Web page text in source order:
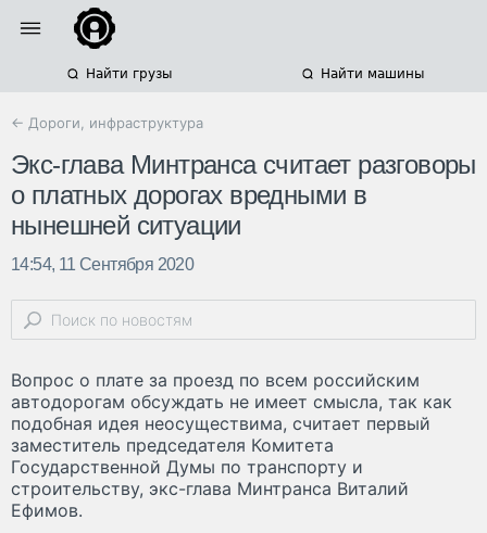
Найти грузы Найти машины
← Дороги, инфраструктура
Экс-глава Минтранса считает разговоры
о платных дорогах вредными в
нынешней ситуации
14:54, 11 Сентября 2020
Вопрос о плате за проезд по всем российским
автодорогам обсуждать не имеет смысла, так как
подобная идея неосуществима, считает первый
заместитель председателя Комитета
Государственной Думы по транспорту и
строительству, экс-глава Минтранса Виталий
Ефимов.